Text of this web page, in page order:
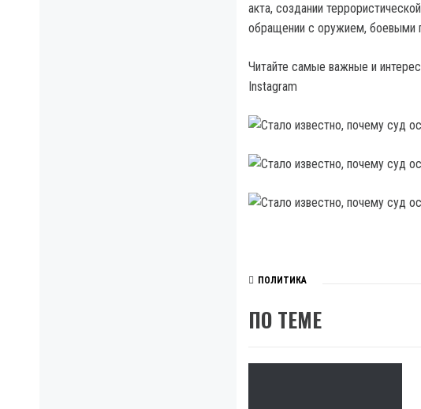
акта, создании
обращении с оружием, боевыми
Читайте самые важные и
Instagram
ПОЛИТИКА
ПО ТЕМЕ